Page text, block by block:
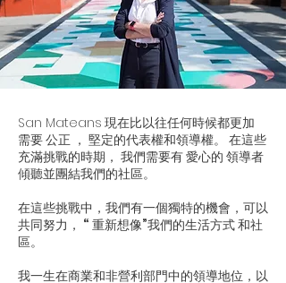
San Mateans 現在比以往任何時候都更加
需要公正 ， 堅定的代表權和領導權。 在這些
充滿挑戰的時期， 我們需要有愛心的 領導者
傾聽並團結我們的社區。
在這些挑戰中，我們有一個獨特的機會，可以
共同努力， “ 重新想像”我們的生活方式和社
區。
我一生在商業和非營利部門中的領導地位，以